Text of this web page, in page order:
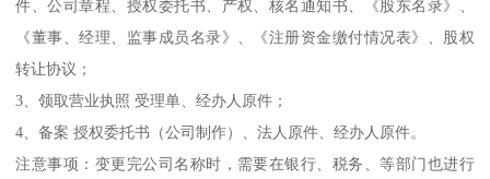
件、公司章程、授权委托书、产权、核名通知书、《股东名录》、
《董事、经理、监事成员名录》、《注册资金缴付情况表》、股权
转让协议；
3、领取营业执照 受理单、经办人原件；
4、备案 授权委托书（公司制作）、法人原件、经办人原件。
注意事项：变更完公司名称时，需要在银行、税务、等部门也进行